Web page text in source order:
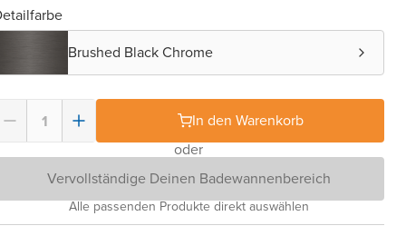
Brushed Black Chrome
In den Warenkorb
oder
Vervollständige Deinen Badewannenbereich
Alle passenden Produkte direkt auswählen